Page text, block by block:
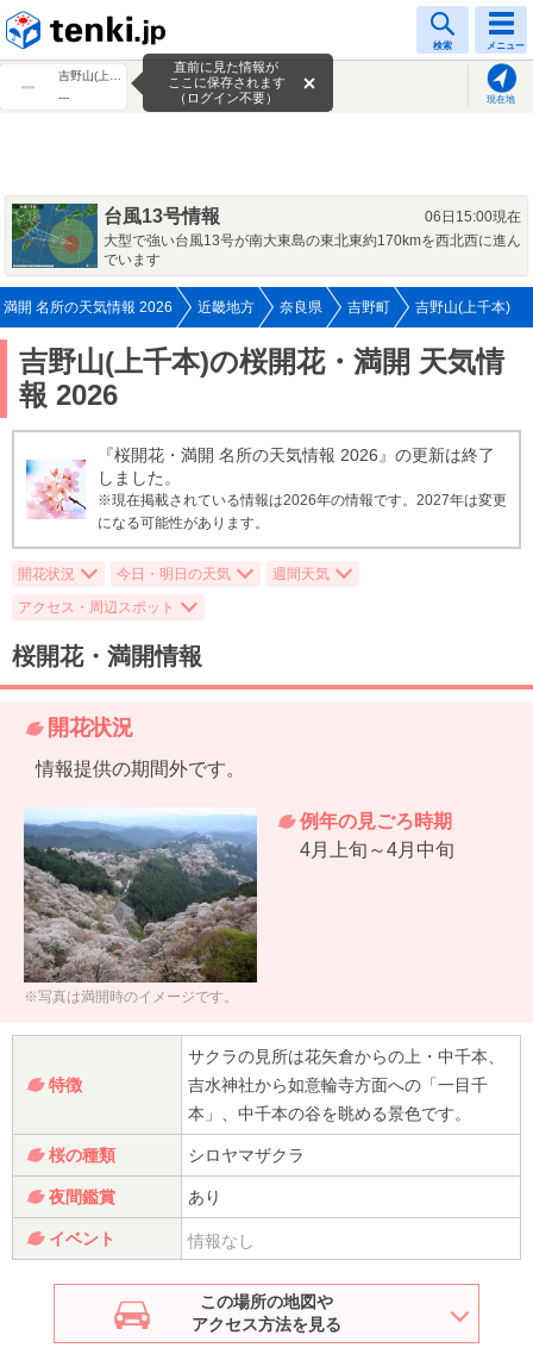
検索 メニュー
---
現在地
直前に見た情報が
ここに保存されます
（ログイン不要）
台風13号情報
06日15:00現在
大型で強い台風13号が南大東島の東北東約170kmを西北西に進ん
でいます
開 名所の天気情報 2026 近畿地方 奈良県 吉野町 吉野山(上千本)
吉野山(上千本)の桜開花・満開 天気情
報 2026
『桜開花・満開 名所の天気情報 2026』の更新は終了
しました。
※現在掲載されている情報は2026年の情報です。2027年は変更
になる可能性があります。
開花状況 今日・明日の天気
週間天気
アクセス・周辺スポット
桜開花・満開情報
開花状況
情報提供の期間外です。
例年の見ごろ時期
4月上旬～4月中旬
※写真は満開時のイメージです。
特徴
サクラの見所は花矢倉からの上・中千本、
吉水神社から如意輪寺方面への「一目千
本」、中千本の谷を眺める景色です。
桜の種類 シロヤマザクラ
夜間鑑賞 あり
イベント 情報なし
この場所の地図や
アクセス方法を見る